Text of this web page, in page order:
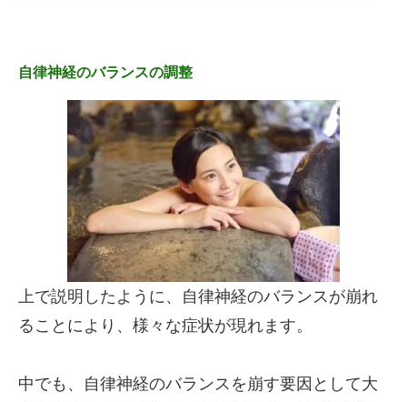
自律神経のバランスの調整
上で説明したように、自律神経のバランスが崩れ
ることにより、様々な症状が現れます。
中でも、自律神経のバランスを崩す要因として大